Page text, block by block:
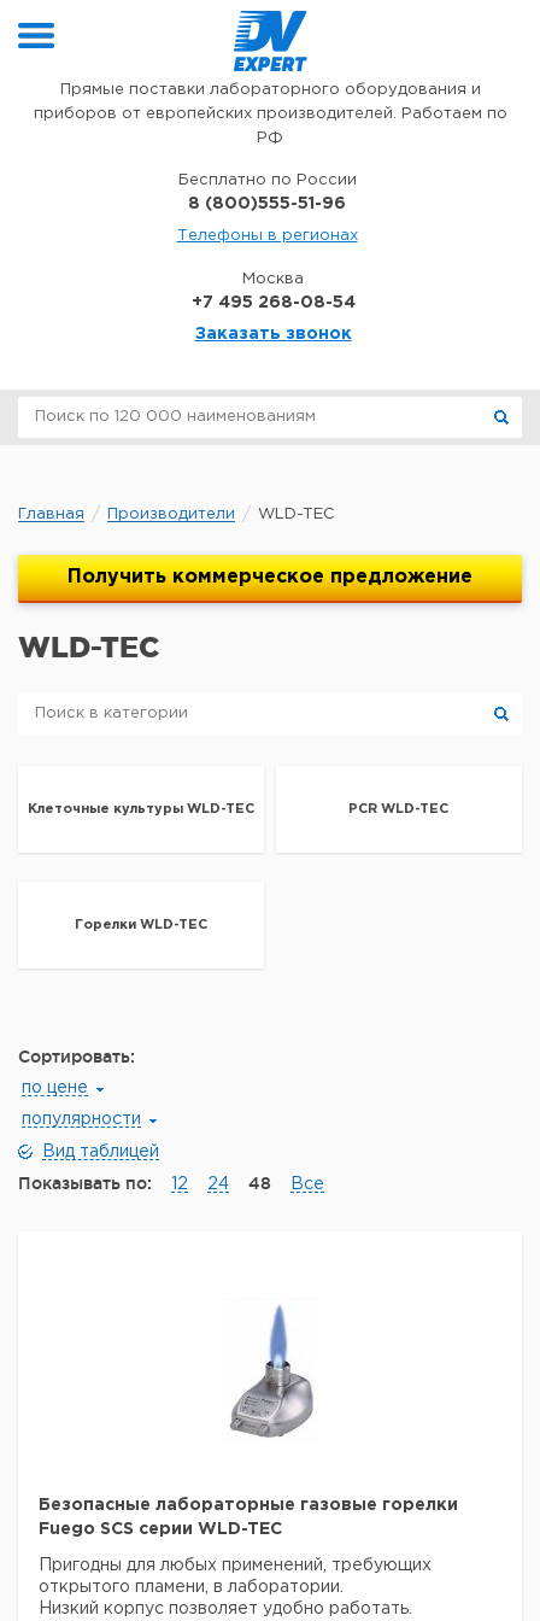
Прямые поставки лабораторного оборудования и
приборов от европейских производителей. Работаем по
РФ
Бесплатно по России
8 (800)555-51-96
Телефоны в регионах
Москва
+7 495 268-08-54
Заказать звонок
Главная Производители WLD-TEC
Получить коммерческое предложение
WLD-TEC
Клеточные культуры WLD-TEC PCR WLD-TEC
Горелки WLD-TEC
Сортировать:
по цене
популярности
Вид таблицей
Показывать по: 12 24 48 Все
Безопасные лабораторные газовые горелки
Fuego SCS серии WLD-TEC
Пригодны для любых применений, требующих
открытого пламени, в лаборатории.
Низкий корпус позволяет удобно работать.